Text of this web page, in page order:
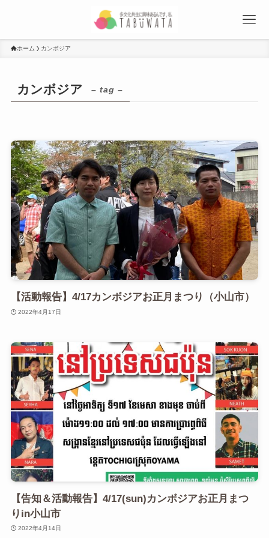
ホーム カンボジア
カンボジア – tag –
【活動報告】4/17カンボジアお正月まつり（小山市）
2022年4月17日
【告知＆活動報告】4/17(sun)カンボジアお正月まつ
りin小山市
2022年4月14日